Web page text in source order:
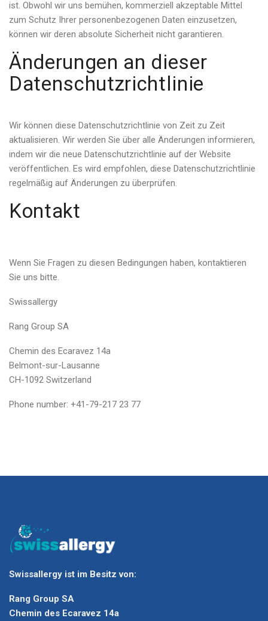
ist. Obwohl wir uns bemühen, kommerziell akzeptable Mittel
zum Schutz Ihrer personenbezogenen Daten einzusetzen,
können wir deren absolute Sicherheit nicht garantieren.
Änderungen an dieser
Datenschutzrichtlinie
Wir können diese Datenschutzrichtlinie von Zeit zu Zeit
aktualisieren. Wir werden Sie über alle Änderungen informieren,
indem wir die neue Datenschutzrichtlinie auf der Website
veröffentlichen. Es wird empfohlen, diese Datenschutzrichtlinie
regelmäßig auf Änderungen zu überprüfen.
Kontakt
Wenn Sie Fragen zu diesen Bedingungen haben, kontaktieren
Sie uns bitte.
​Swissallergy
Rang Group SA
Chemin des Ecaravez 14a
Belmont-sur-Lausanne
CH-1092 Switzerland
​Phone number: +41-79-217 23 77
Swissallergy ist im Besitz von:
Rang Group SA
Chemin des Ecaravez 14a